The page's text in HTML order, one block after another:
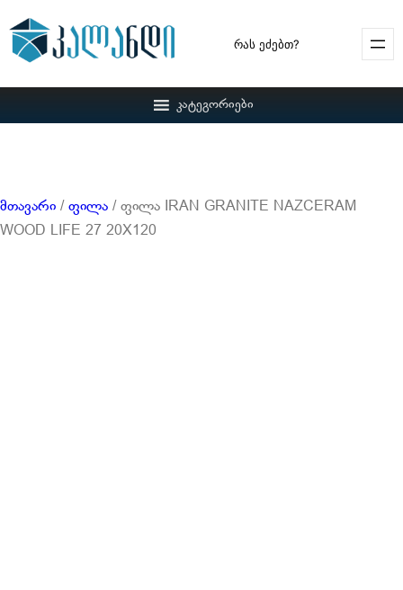
Search
კატეგორიები
მთავარი / ფილა / ფილა IRAN GRANITE NAZCERAM
WOOD LIFE 27 20X120